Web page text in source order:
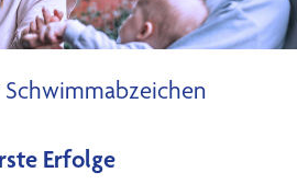
Schwimmabzeichen
Erfolge